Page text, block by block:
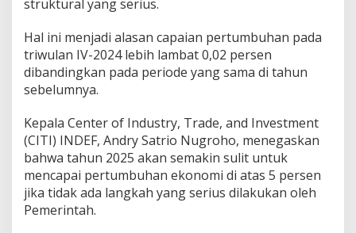
struktural yang serius.
Hal ini menjadi alasan capaian pertumbuhan pada
triwulan IV-2024 lebih lambat 0,02 persen
dibandingkan pada periode yang sama di tahun
sebelumnya.
Kepala Center of Industry, Trade, and Investment
(CITI) INDEF, Andry Satrio Nugroho, menegaskan
bahwa tahun 2025 akan semakin sulit untuk
mencapai pertumbuhan ekonomi di atas 5 persen
jika tidak ada langkah yang serius dilakukan oleh
Pemerintah.